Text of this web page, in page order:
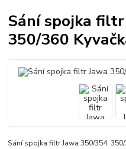
Sání spojka
350/360
Sání spojka filtr Jawa 350/354,